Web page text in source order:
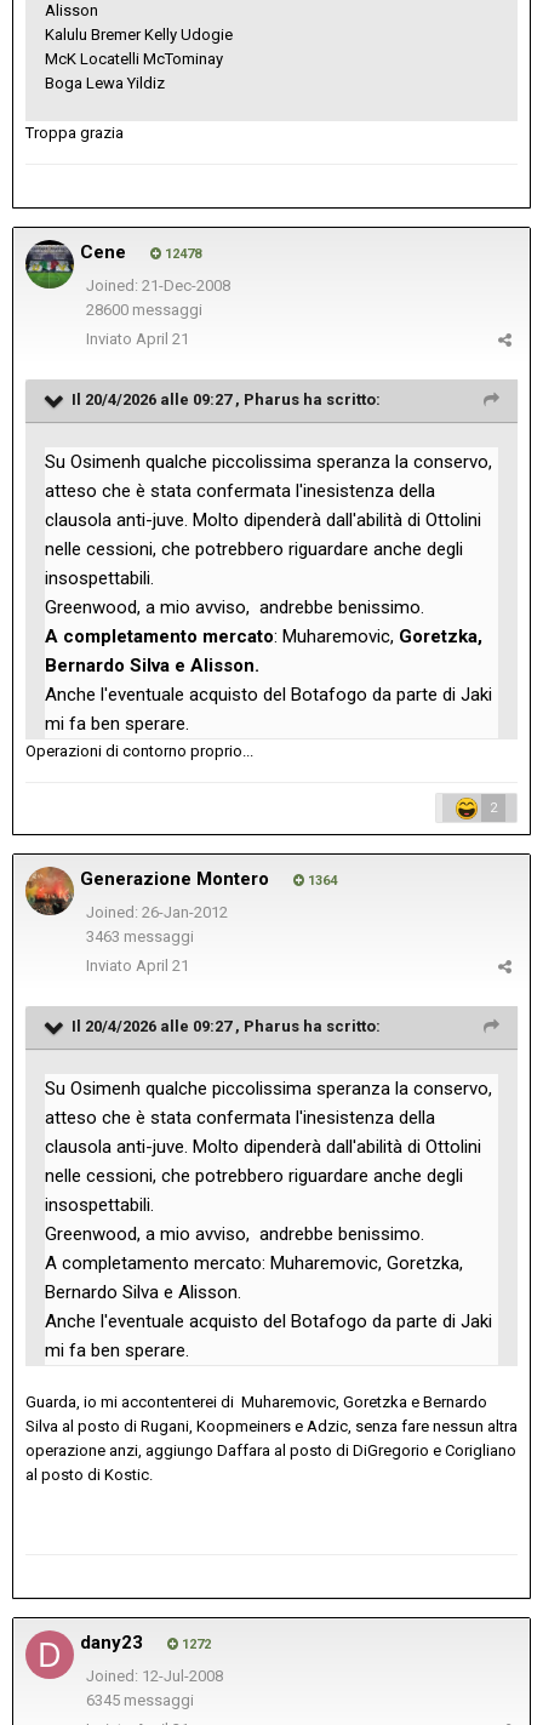
Alisson
Kalulu Bremer Kelly Udogie
McK Locatelli McTominay
Boga Lewa Yildiz
Troppa grazia
Cene 12478
Joined: 21-Dec-2008
28600 messaggi
Inviato April 21
Il 20/4/2026 alle 09:27 , Pharus ha scritto:
Su Osimenh qualche piccolissima speranza la conservo,
atteso che è stata confermata l'inesistenza della
clausola anti-juve. Molto dipenderà dall'abilità di Ottolini
nelle cessioni, che potrebbero riguardare anche degli
insospettabili.
Greenwood, a mio avviso, andrebbe benissimo.
A completamento mercato: Muharemovic, Goretzka,
Bernardo Silva e Alisson.
Anche l'eventuale acquisto del Botafogo da parte di Jaki
mi fa ben sperare.
Operazioni di contorno proprio...
2
Generazione Montero 1364
Joined: 26-Jan-2012
3463 messaggi
Inviato April 21
Il 20/4/2026 alle 09:27 , Pharus ha scritto:
Su Osimenh qualche piccolissima speranza la conservo,
atteso che è stata confermata l'inesistenza della
clausola anti-juve. Molto dipenderà dall'abilità di Ottolini
nelle cessioni, che potrebbero riguardare anche degli
insospettabili.
Greenwood, a mio avviso, andrebbe benissimo.
A completamento mercato: Muharemovic, Goretzka,
Bernardo Silva e Alisson.
Anche l'eventuale acquisto del Botafogo da parte di Jaki
mi fa ben sperare.
Guarda, io mi accontenterei di Muharemovic, Goretzka e Bernardo
Silva al posto di Rugani, Koopmeiners e Adzic, senza fare nessun altra
operazione anzi, aggiungo Daffara al posto di DiGregorio e Corigliano
al posto di Kostic.
dany23 1272
Joined: 12-Jul-2008
6345 messaggi